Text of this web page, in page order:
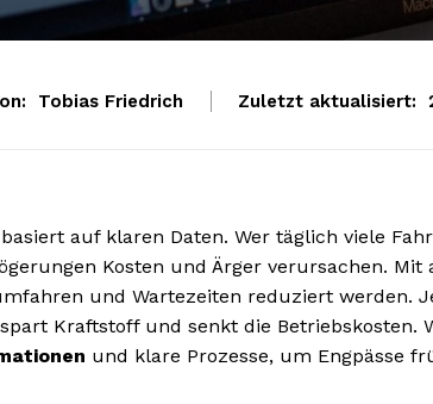
Tobias Friedrich Zuletzt aktualisiert:
basiert auf klaren Daten. Wer täglich viele
Kosten und Ärger verursachen. Mit
und Wartezeiten reduziert werden.
Kraftstoff und senkt die Betriebskosten.
und klare Prozesse, um Engpässe